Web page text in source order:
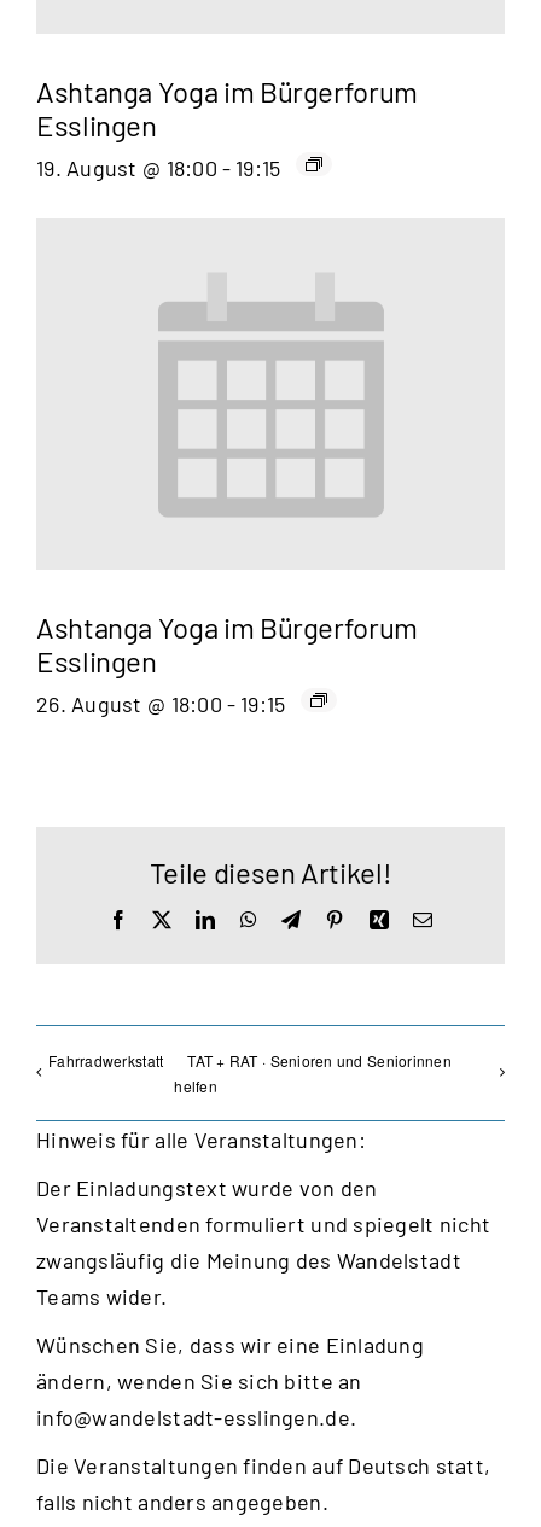
Ashtanga Yoga im Bürgerforum
Esslingen
19. August @ 18:00 - 19:15
Ashtanga Yoga im Bürgerforum
Esslingen
26. August @ 18:00 - 19:15
Teile diesen Artikel!
Facebook LinkedInWhatsApp
TelegramPinterestXingE-
Fahrradwerkstatt
TAT + RAT · Senioren und Seniorinnen
helfen
Hinweis für alle Veranstaltungen:
Der Einladungstext wurde von den
Veranstaltenden formuliert und spiegelt nicht
zwangsläufig die Meinung des Wandelstadt
Teams wider.
Wünschen Sie, dass wir eine Einladung
ändern, wenden Sie sich bitte an
info@wandelstadt-esslingen.de.
Die Veranstaltungen finden auf Deutsch statt,
falls nicht anders angegeben.